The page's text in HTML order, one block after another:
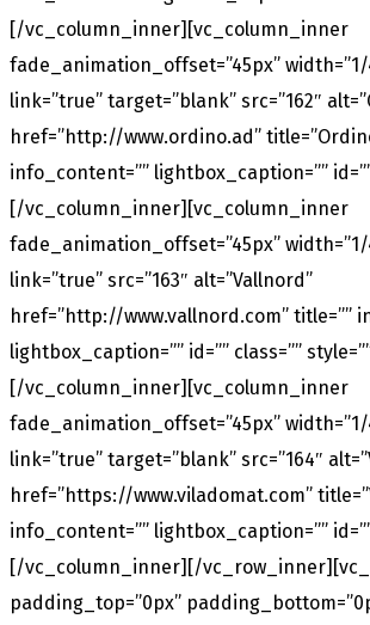
[/vc_column_inner][vc_column_inner
fade_animation_offset=”45px”
link=”true” target=”blank” src=”162″
href=”http://www.ordino.ad”
info_content=”” lightbox_caption=”” id=””
[/vc_column_inner][vc_column_inner
fade_animation_offset=”45px”
link=”true” src=”163″ alt=”Vallnord”
href=”http://www.vallnord.com” title=””
lightbox_caption=”” id=”” class=””
[/vc_column_inner][vc_column_inner
fade_animation_offset=”45px”
link=”true” target=”blank” src=”164″
href=”https://www.viladomat.com”
info_content=”” lightbox_caption=”” id=””
[/vc_column_inner][/
padding_top=”0px”